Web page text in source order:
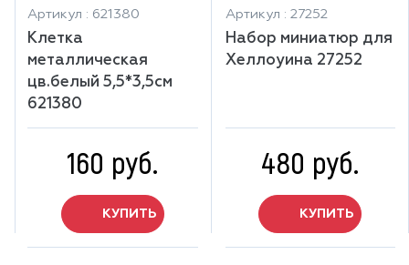
Артикул : 621380
Клетка
металлическая
цв.белый 5,5*3,5см
621380
160 руб.
КУПИТЬ
Артикул : 27252
Набор миниатюр для
Хеллоуина 27252
480 руб.
КУПИТЬ